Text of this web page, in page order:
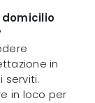
domicilio
in
serviti.
in loco per